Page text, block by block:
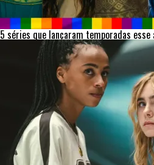
5 séries que lançaram temporadas